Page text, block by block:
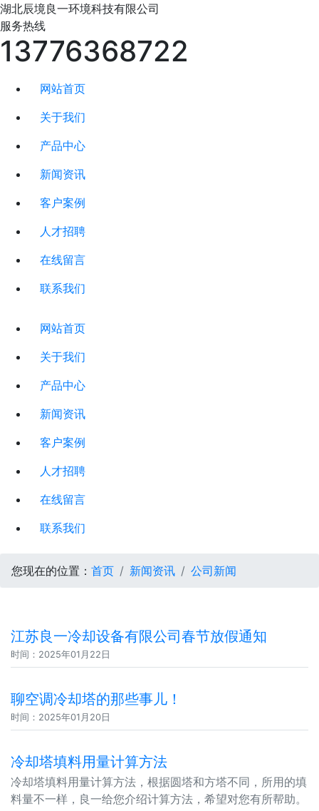
湖北辰境良一环境科技有限公司
服务热线
13776368722
网站首页
关于我们
产品中心
新闻资讯
客户案例
人才招聘
在线留言
联系我们
网站首页
关于我们
产品中心
新闻资讯
客户案例
人才招聘
在线留言
联系我们
您现在的位置： 首页 新闻资讯 公司新闻
江苏良一冷却设备有限公司春节放假通知
时间：2025年01月22日
聊空调冷却塔的那些事儿！
时间：2025年01月20日
冷却塔填料用量计算方法
冷却塔填料用量计算方法，根据圆塔和方塔不同，所用的填
料量不一样，良一给您介绍计算方法，希望对您有所帮助。